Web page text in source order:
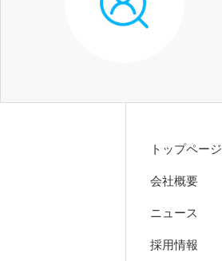
トップページ
会社概要
ニュース
採用情報